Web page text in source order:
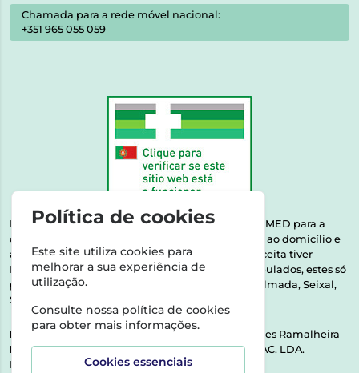
Chamada para a rede móvel nacional:
+351 965 055 059
Esta farmácia encontra-se autorizada pelo INFARMED para a
dispensa de medicamentos e produtos de saúde ao domicílio e
através da internet. Medicamentos | Se na sua receita tiver
MSRM, MNSRM, MSRMV ou Medicamentos Manipulados, estes só
podem ser entregues nos seguintes concelhos: Almada, Seixal,
Sesimbra, Oeiras e Lisboa.
Direção Técnica:
Dra. Raquel Alexandra Fernandes Ramalheira
NIPC:513064133 | ASPAS E NÚMEROS SOC. FARMAC. LDA.
Rua dos Castanheiros 5 AB Feijó2810-036 Almada
Política de cookies
Este site utiliza cookies para
melhorar a sua experiência de
utilização.
Consulte nossa política de cookies
para obter mais informações.
Cookies essenciais